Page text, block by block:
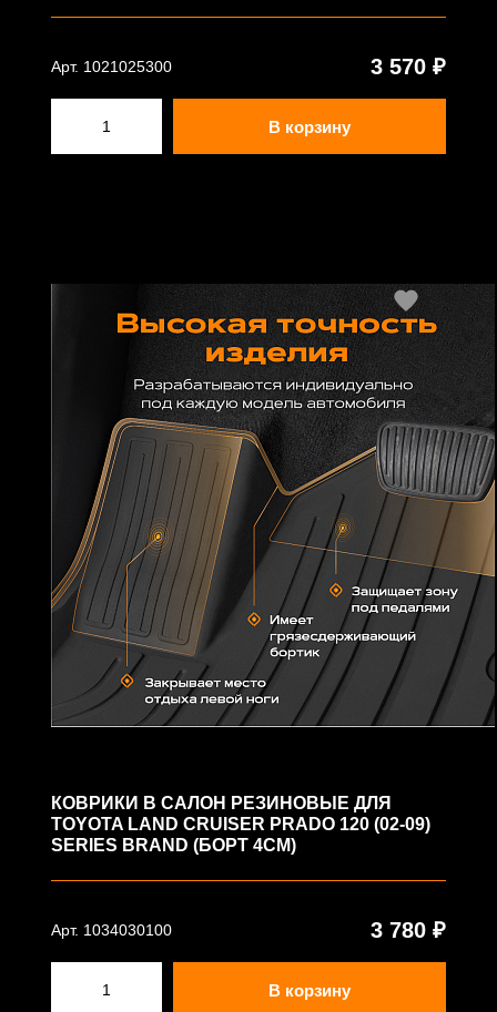
Арт. 1021025300 3 570 ₽
В корзину
КОВРИКИ В САЛОН РЕЗИНОВЫЕ ДЛЯ
TOYOTA LAND CRUISER PRADO 120 (02-09)
SERIES BRAND (БОРТ 4СМ)
Арт. 1034030100 3 780 ₽
В корзину